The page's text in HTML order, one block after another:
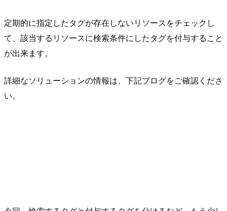
定期的に指定したタグが存在しないリソースをチェックし
て、該当するリソースに検索条件にしたタグを付与すること
が出来ます。
詳細なソリューションの情報は、下記ブログをご確認くださ
い。